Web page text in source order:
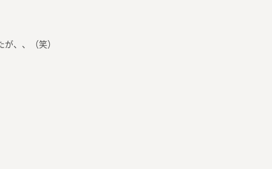
、、（笑）